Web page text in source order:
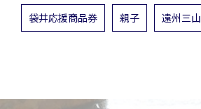
袋井応援商品券 親子 遠州三山